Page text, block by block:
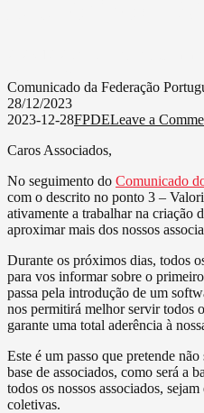
Comunicado da Federação
28/12/2023
2023-12-28FPDELeave a
Caros Associados,
No seguimento do Comunicado
com o descrito no ponto 3 –
ativamente a trabalhar na criação
aproximar mais dos nossos
Durante os próximos dias, todos
para vos informar sobre o
passa pela introdução de um
nos permitirá melhor servir todos
garante uma total aderência à
Este é um passo que pretende
base de associados, como será a
todos os nossos associados,
coletivas.